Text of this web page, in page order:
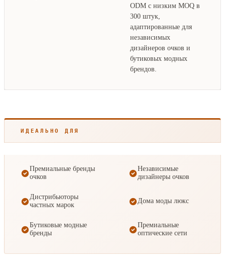
ODM с низким MOQ в
300 штук,
адаптированные для
независимых
дизайнеров очков и
бутиковых модных
брендов.
ИДЕАЛЬНО ДЛЯ
Премиальные бренды
очков
Независимые
дизайнеры очков
Дистрибьюторы
частных марок
Дома моды люкс
Бутиковые модные
бренды
Премиальные
оптические сети